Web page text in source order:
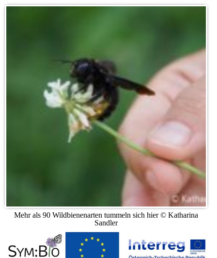
Mehr als 90 Wildbienenarten tummeln sich hier © Katharina
Sandler